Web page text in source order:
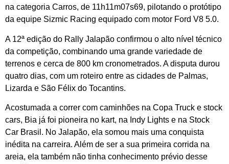
na categoria Carros, de 11h11m07s69, pilotando o protótipo
da equipe Sizmic Racing equipado com motor Ford V8 5.0.
A 12ª edição do Rally Jalapão confirmou o alto nível técnico
da competição, combinando uma grande variedade de
terrenos e cerca de 800 km cronometrados. A disputa durou
quatro dias, com um roteiro entre as cidades de Palmas,
Lizarda e São Félix do Tocantins.
Acostumada a correr com caminhões na Copa Truck e stock
cars, Bia já foi pioneira no kart, na Indy Lights e na Stock
Car Brasil. No Jalapão, ela somou mais uma conquista
inédita na carreira. Além de ser a sua primeira corrida na
areia, ela também não tinha conhecimento prévio desse